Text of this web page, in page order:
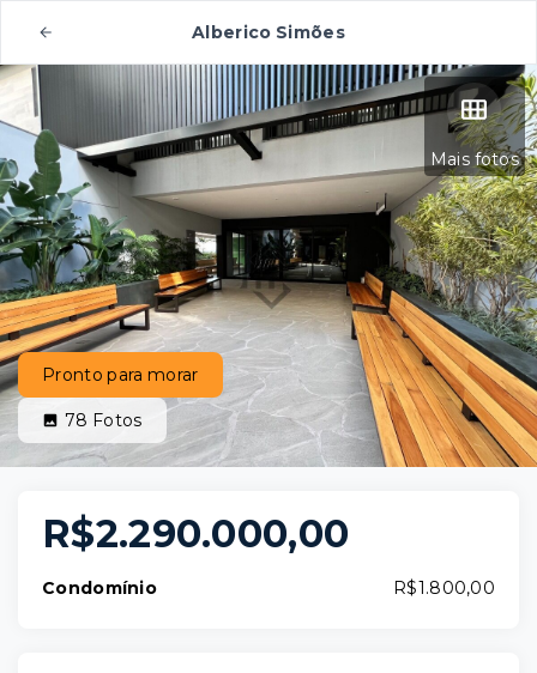
Alberico Simões
Mais fotos
Pronto para morar
78 Fotos
R$2.290.000,00
Condomínio R$1.800,00